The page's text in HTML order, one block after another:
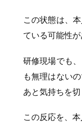
この状態は、
ている可能性が
研修現場でも
も無理はない
あと気持ちを
この反応を、